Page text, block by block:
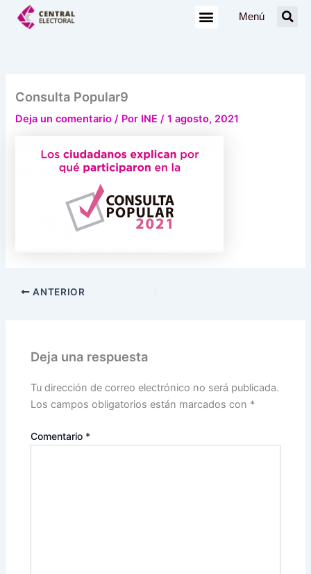
Menú
Consulta Popular9
Deja un comentario / Por INE/1 agosto, 2021
ANTERIOR
Deja una respuesta
Tu dirección de correo electrónico no será publicada.
Los campos obligatorios están marcados con *
Comentario *